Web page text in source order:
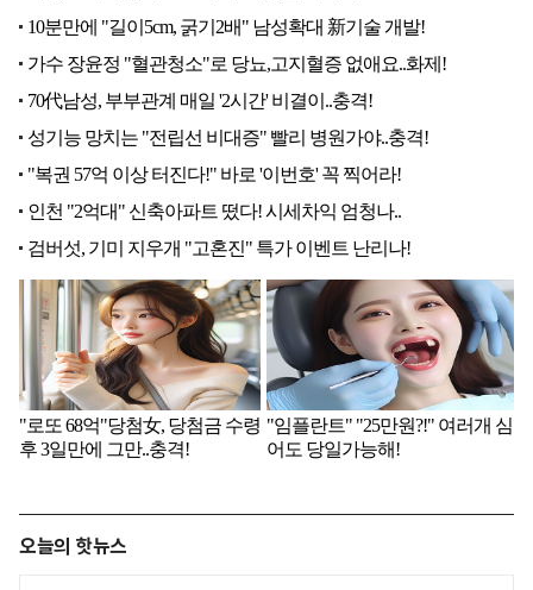
오늘의 핫뉴스